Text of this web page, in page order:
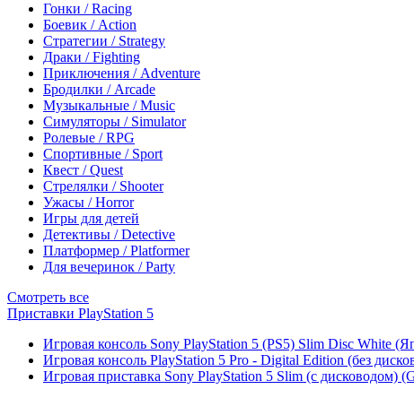
Гонки / Racing
Боевик / Action
Стратегии / Strategy
Драки / Fighting
Приключения / Adventure
Бродилки / Arcade
Музыкальные / Music
Симуляторы / Simulator
Ролевые / RPG
Спортивные / Sport
Квест / Quest
Стрелялки / Shooter
Ужасы / Horror
Игры для детей
Детективы / Detective
Платформер / Platformer
Для вечеринок / Party
Смотреть все
Приставки PlayStation 5
Игровая консоль Sony PlayStation 5 (PS5) Slim Disc White
Игровая консоль PlayStation 5 Pro - Digital Edition (без
Игровая приставка Sony PlayStation 5 Slim (с дисководом)